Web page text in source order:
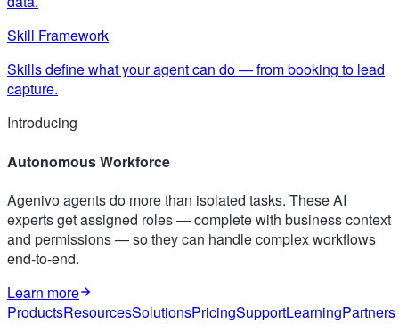
Skill Framework
Skills define what your agent can do — from booking to lead
capture.
Introducing
Autonomous Workforce
Agenivo agents do more than isolated tasks. These AI
experts get assigned roles — complete with business context
and permissions — so they can handle complex workflows
end-to-end.
Learn more
ProductsResourcesSolutionsPricingSupportLearningPartners